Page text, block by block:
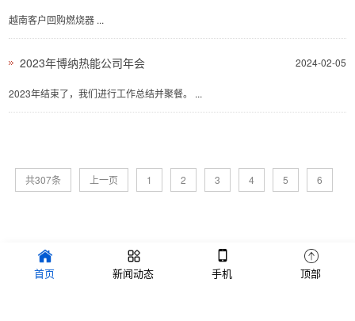
越南客户回购燃烧器 ...
2024-02-05
2023年博纳热能公司年会
2023年结束了，我们进行工作总结并聚餐。 ...
共307条 上一页 1 2 3 4 5
6
Copyright © 2018-2025 郑州博纳 版权所有 备案号：
首页 新闻动态 手机 顶部